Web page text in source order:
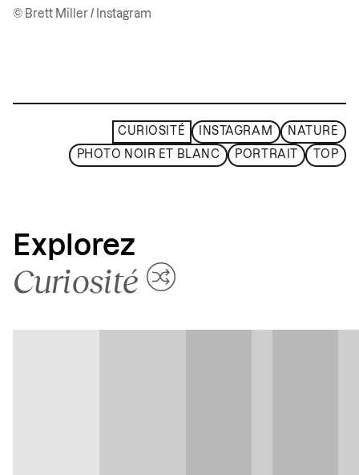
© Brett Miller / Instagram
CURIOSITÉ INSTAGRAM NATURE
PHOTO NOIR ET BLANC PORTRAIT TOP
Explorez
Curiosité